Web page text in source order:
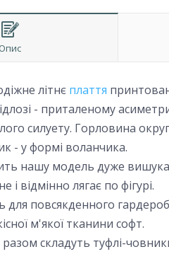
Опис
літнє плаття
- приталеному
силуету. Горловина
- у формі воланчика.
нашу модель дуже
і відмінно лягає по фігурі.
повсякденного
м'якої тканини софт.
складуть туфлі-